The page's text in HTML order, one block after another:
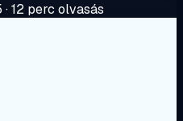
·12 perc olvasás